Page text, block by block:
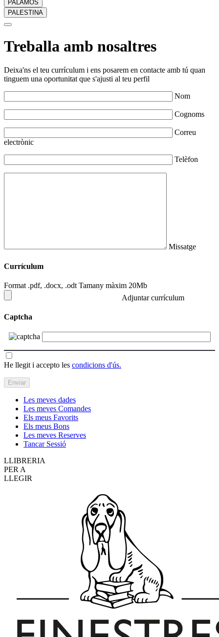
PALAMÓS
PALESTINA
Treballa amb nosaltres
Deixa'ns el teu currículum i ens posarem en contacte amb tú quan
tinguem una oportunitat que s'ajusti al teu perfil
Nom
Cognoms
Correu
electrònic
Telèfon
Missatge
Currículum
Format .pdf, .docx, .odt Tamany màxim 20Mb
Adjuntar currículum
Captcha
He llegit i accepto les condicions d'ús.
Les meves dades
Les meves Comandes
Els meus Favorits
Els meus Bons
Les meves Reserves
Tancar Sessió
LLIBRERIA
PER A
LLEGIR